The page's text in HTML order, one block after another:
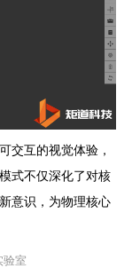
交互的视觉体验，
式不仅深化了对核
意识，为物理核心
验室